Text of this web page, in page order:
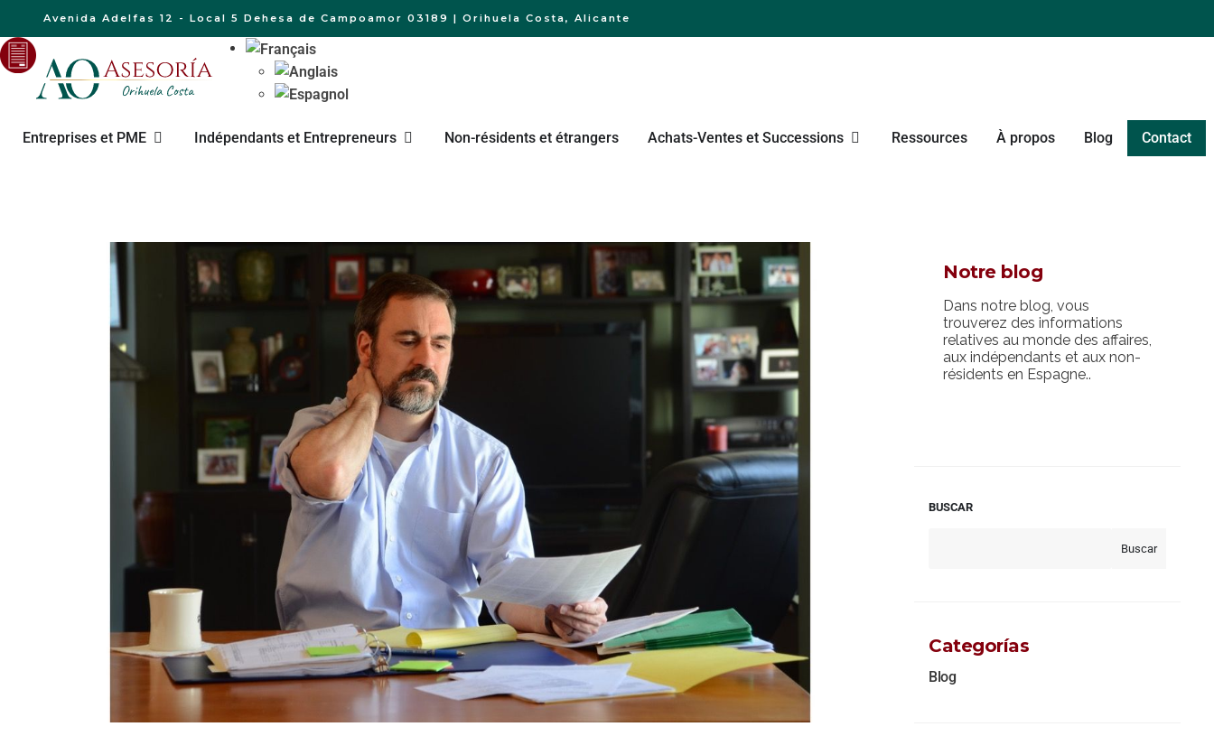
Avenida Adelfas 12 - Local 5 Dehesa de Campoamor 03189 | Orihuela Costa, Alicante
Entreprises et PME Indépendants et Entrepreneurs Non-résidents et étrangers Achats-Ventes et Successions Ressources À propos Blog Contact
Notre blog
Dans notre blog, vous
trouverez des informations
relatives au monde des affaires,
aux indépendants et aux non-
résidents en Espagne..
BUSCAR
Buscar
Categorías
Blog